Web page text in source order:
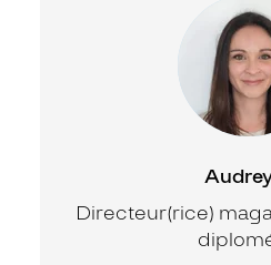
Directeur(rice)